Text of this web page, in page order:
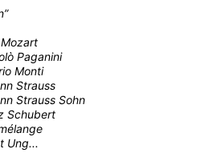
Mozart
Paganini
Monti
Strauss
Strauss Sohn
Schubert
Ung...